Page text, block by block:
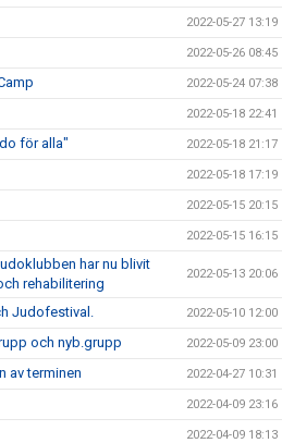
2022-05-27 13:19
2022-05-26 08:45
2022-05-24 07:38
2022-05-18 22:41
för alla" 2022-05-18 21:17
2022-05-18 17:19
2022-05-15 20:15
2022-05-15 16:15
har nu blivit
rehabilitering
2022-05-13 20:06
Judofestival. 2022-05-10 12:00
och nyb.grupp 2022-05-09 23:00
av terminen 2022-04-27 10:31
2022-04-09 23:16
2022-04-09 18:13